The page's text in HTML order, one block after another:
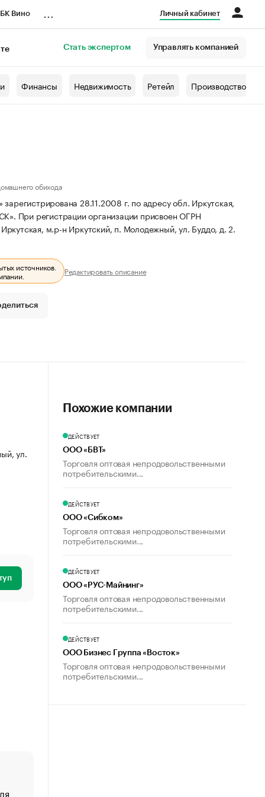
Вино Личный кабинет
Стать экспертом Управлять компанией
Финансы Недвижимость Ретейл Производство
обихода
28.11.2008 г. по адресу обл. Иркутская,
При регистрации организации присвоен ОГРН
м.р-н Иркутский, п. Молодежный, ул. Буддо, д. 2.
источников. Редактировать описание
ул.
Похожие компании
ДЕЙСТВУЕТ
ООО «БВТ»
Торговля оптовая непродовольственными
потребительскими...
ДЕЙСТВУЕТ
ООО «Сибком»
Торговля оптовая непродовольственными
потребительскими...
ДЕЙСТВУЕТ
ООО «РУС-Майнинг»
Торговля оптовая непродовольственными
потребительскими...
ДЕЙСТВУЕТ
ООО Бизнес Группа «Восток»
Торговля оптовая непродовольственными
потребительскими...